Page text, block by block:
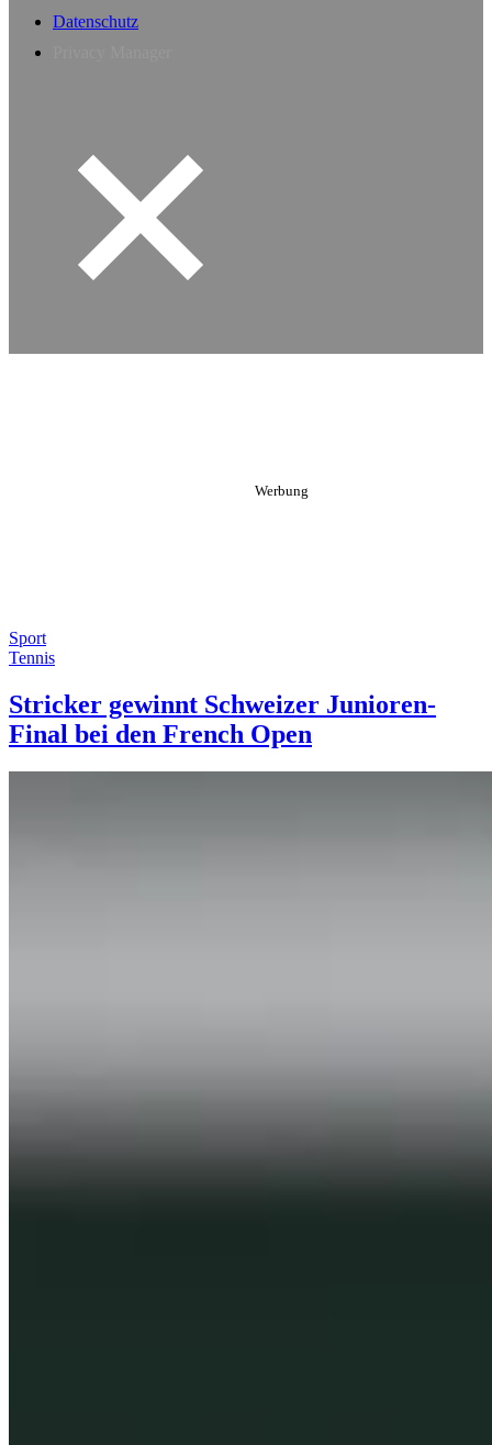
Datenschutz
Sport
Tennis
Stricker gewinnt Schweizer Junioren-
Final bei den French Open